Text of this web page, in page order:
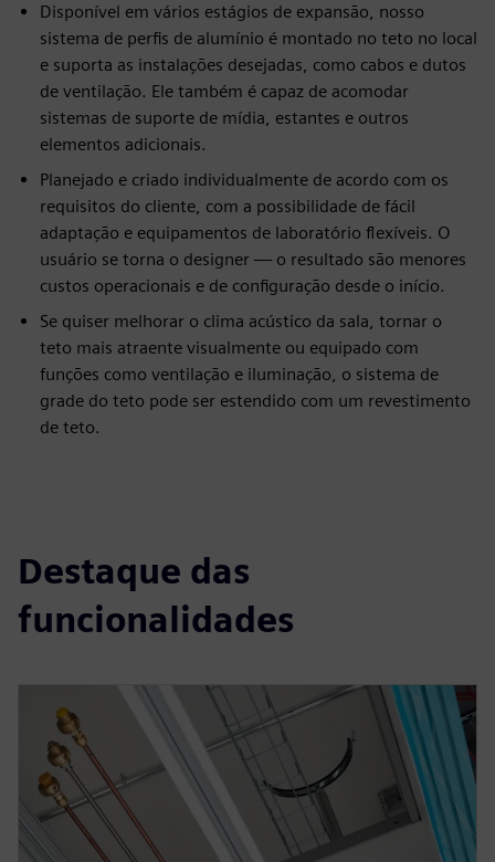
Disponível em vários estágios de expansão, nosso
sistema de perfis de alumínio é montado no teto no local
e suporta as instalações desejadas, como cabos e dutos
de ventilação. Ele também é capaz de acomodar
sistemas de suporte de mídia, estantes e outros
elementos adicionais.
Planejado e criado individualmente de acordo com os
requisitos do cliente, com a possibilidade de fácil
adaptação e equipamentos de laboratório flexíveis. O
usuário se torna o designer — o resultado são menores
custos operacionais e de configuração desde o início.
Se quiser melhorar o clima acústico da sala, tornar o
teto mais atraente visualmente ou equipado com
funções como ventilação e iluminação, o sistema de
grade do teto pode ser estendido com um revestimento
de teto.
Destaque das
funcionalidades